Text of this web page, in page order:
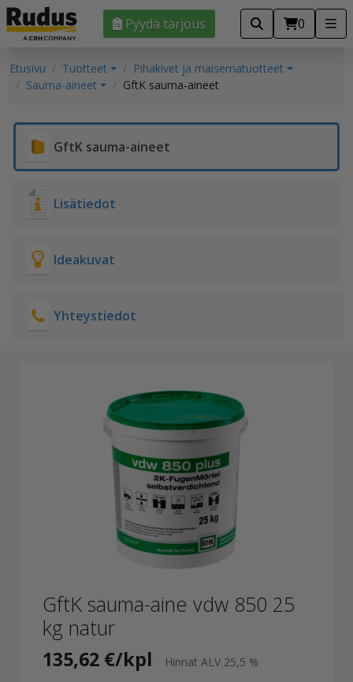
Pyydä tarjous 0
Etusivu Tuotteet
Pihakivet ja maisematuotteet
Sauma-aineet
GftK sauma-aineet
GftK sauma-aineet
Lisätiedot
Ideakuvat
Yhteystiedot
GftK sauma-aine vdw 850 25
kg natur
135,62 €/kpl Hinnat ALV 25,5 %